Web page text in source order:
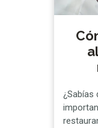
¿Sabías